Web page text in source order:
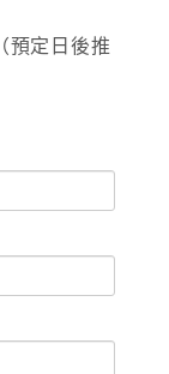
預定日後推